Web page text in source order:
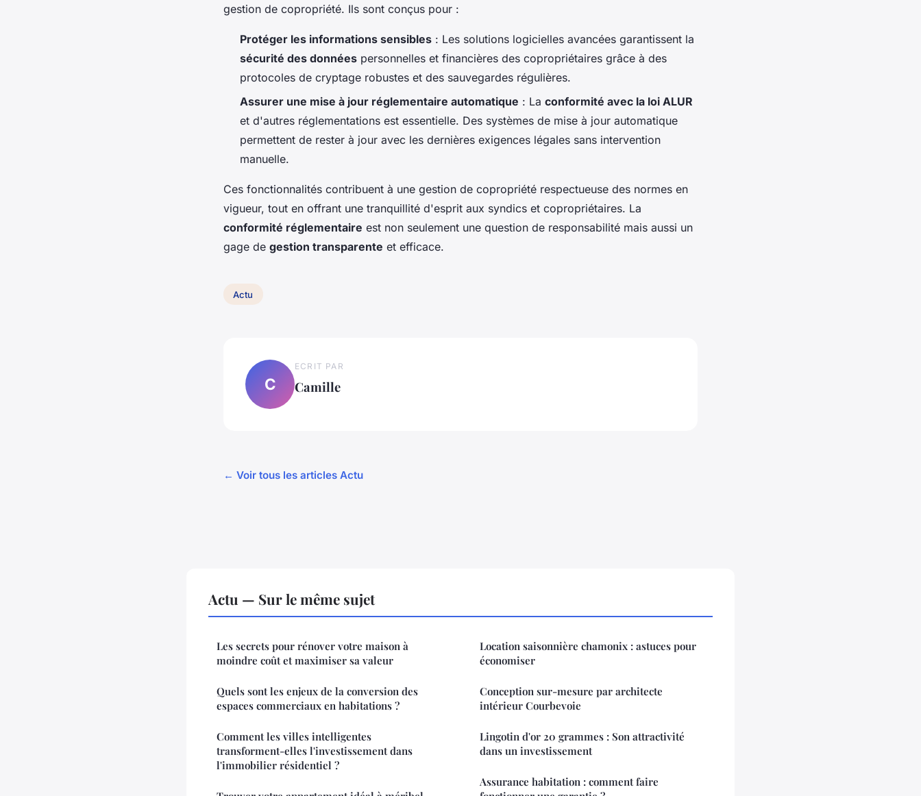
gestion de copropriété. Ils sont conçus pour :
Protéger les informations sensibles : Les solutions logicielles avancées garantissent la
sécurité des données personnelles et financières des copropriétaires grâce à des
protocoles de cryptage robustes et des sauvegardes régulières.
Assurer une mise à jour réglementaire automatique : La conformité avec la loi ALUR
et d'autres réglementations est essentielle. Des systèmes de mise à jour automatique
permettent de rester à jour avec les dernières exigences légales sans intervention
manuelle.
Ces fonctionnalités contribuent à une gestion de copropriété respectueuse des normes en
vigueur, tout en offrant une tranquillité d'esprit aux syndics et copropriétaires. La
conformité réglementaire est non seulement une question de responsabilité mais aussi un
gage de gestion transparente et efficace.
Actu
C
ECRIT PAR
Camille
← Voir tous les articles Actu
Actu — Sur le même sujet
Les secrets pour rénover votre maison à
moindre coût et maximiser sa valeur
Quels sont les enjeux de la conversion des
espaces commerciaux en habitations ?
Comment les villes intelligentes
transforment-elles l'investissement dans
l'immobilier résidentiel ?
Location saisonnière chamonix : astuces pour
économiser
Conception sur-mesure par architecte
intérieur Courbevoie
Lingotin d'or 20 grammes : Son attractivité
dans un investissement
Assurance habitation : comment faire